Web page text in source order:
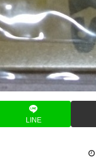
LINE